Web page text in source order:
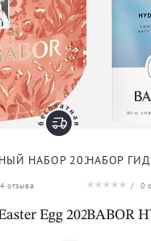
ОЧИЩАЮЩЕЕ +
& Phyto Booster
НАБОР 2025 ДЛЯ
4отзыва
Egg 2025
НАБОР
/ 0
BABOR